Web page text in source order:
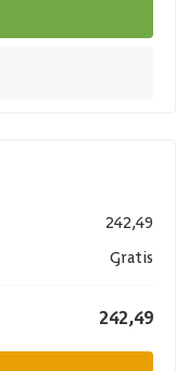
242,49
Gratis
242,49